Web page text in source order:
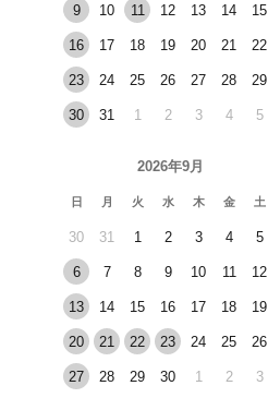
9 10 11 12 13 14 15
16 17 18 19 20 21 22
23 24 25 26 27 28 29
30 31 1 2 3 4 5
2026年9月
日 月 火 水 木 金 土
30 31 1 2 3 4 5
6 7 8 9 10 11 12
13 14 15 16 17 18 19
20 21 22 23 24 25 26
27 28 29 30 1 2 3